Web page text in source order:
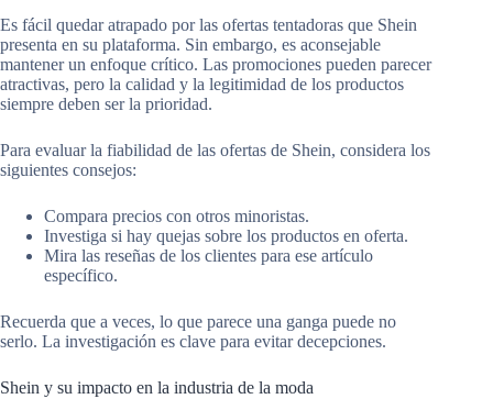
Es fácil quedar atrapado por las ofertas tentadoras que Shein
presenta en su plataforma. Sin embargo, es aconsejable
mantener un enfoque crítico. Las promociones pueden parecer
atractivas, pero la calidad y la legitimidad de los productos
siempre deben ser la prioridad.
Para evaluar la fiabilidad de las ofertas de Shein, considera los
siguientes consejos:
Compara precios con otros minoristas.
Investiga si hay quejas sobre los productos en oferta.
Mira las reseñas de los clientes para ese artículo
específico.
Recuerda que a veces, lo que parece una ganga puede no
serlo. La investigación es clave para evitar decepciones.
Shein y su impacto en la industria de la moda